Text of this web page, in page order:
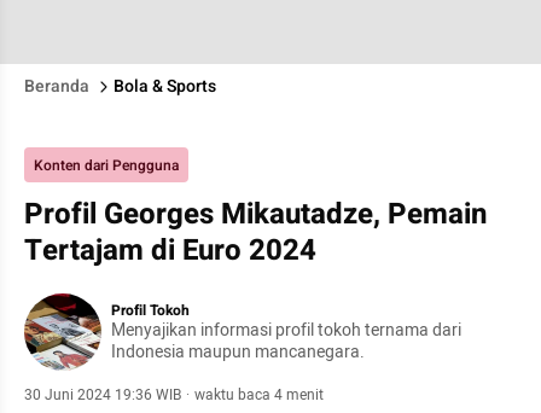
Beranda Bola & Sports
Konten dari Pengguna
Profil Georges Mikautadze, Pemain
Tertajam di Euro 2024
Profil Tokoh
Menyajikan informasi profil tokoh ternama dari
Indonesia maupun mancanegara.
30 Juni 2024 19:36 WIB · waktu baca 4 menit